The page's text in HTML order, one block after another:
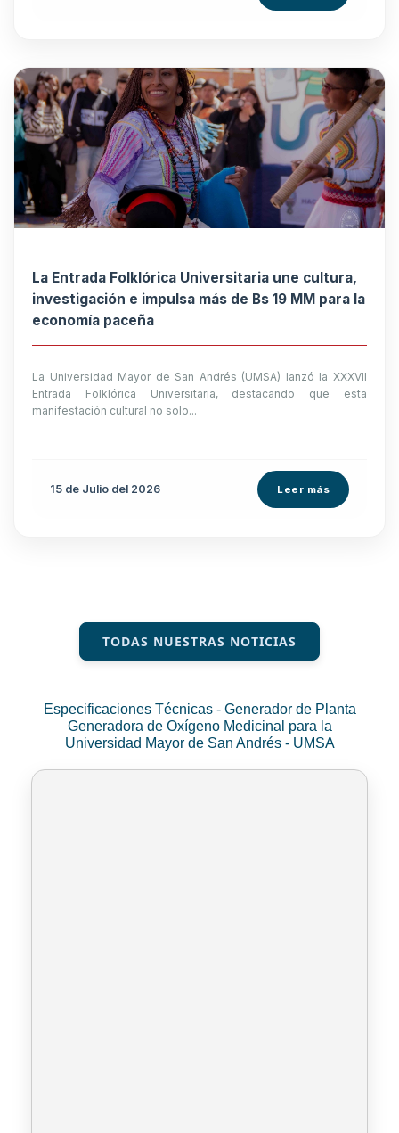
La Entrada Folklórica Universitaria une cultura,
investigación e impulsa más de Bs 19 MM para la
economía paceña
La Universidad Mayor de San Andrés (UMSA) lanzó la XXXVII
Entrada Folklórica Universitaria, destacando que esta
manifestación cultural no solo...
15 de Julio del 2026 Leer más
TODAS NUESTRAS NOTICIAS
Especificaciones Técnicas - Generador de Planta
Generadora de Oxígeno Medicinal para la
Universidad Mayor de San Andrés - UMSA